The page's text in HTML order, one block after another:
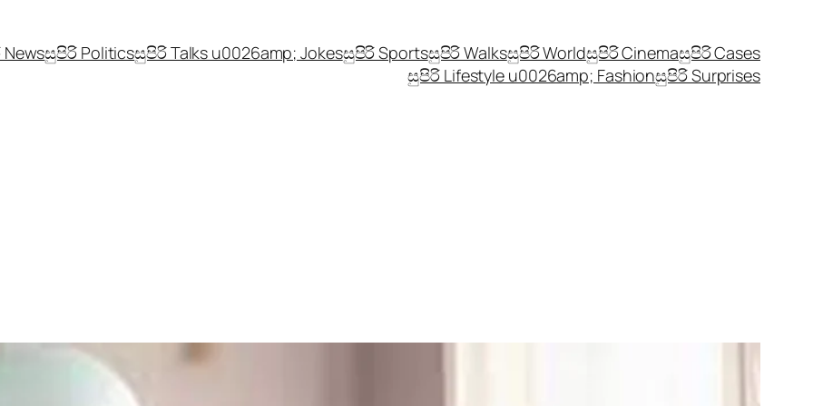
සුපිරි Politicsසුපිරි Talks u0026amp; Jokesසුපිරි Sportsසුපිරි Walksසුපිරි Worldසුපිරි Cinemaසුපිරි Cases
සුපිරි Lifestyle u0026amp; Fashionසුපිරි Surprises